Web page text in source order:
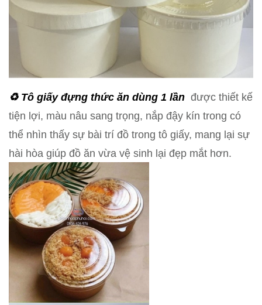
♻️ Tô giấyđựng thức ăn dùng 1 lần được thiết kế
tiện lợi, màu nâu sang trọng, nắp đậy kín trong có
thể nhìn thấy sự bài trí đồ trong tô giấy, mang lại sự
hài hòa giúp đồ ăn vừa vệ sinh lại đẹp mắt hơn.